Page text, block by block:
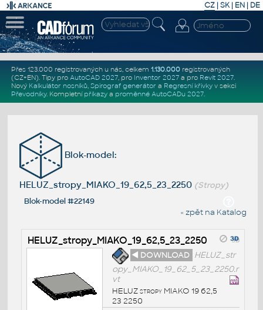
CZ | SK| EN | DE
Přes 123.000 registrovaných u nás, celkem 1.130.000registrovaných
(CZ+EN). Tipy pro AutoCAD 2027, pro Inventor 2027a pro Revit 2027.
Nový Kalkulátor nosníků, Spirograf generátor a Regresní křivkyv sekci
Převodníky. Kompletní příkazya proměnné AutoCADu 2027.
Blok-model:
HELUZ_stropy_MIAKO_19_62,5_23_2250 (Stropy)
Blok-model #22149
« zpět na Katalog
HELUZ_stropy_MIAKO_19_62,5_23_2250
◄ DOWNLOAD HELUZ_str
opy_MIAKO_19_62_5_23_2250.r
vt
HELUZ stropy MIAKO 19 62,5
23 2250